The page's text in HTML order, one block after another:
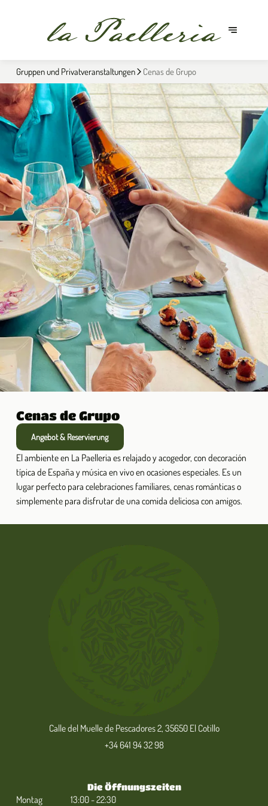
Gruppen und Privatveranstaltungen Cenas de Grupo
Cenas de Grupo
Angebot & Reservierung
El ambiente en La Paelleria es relajado y acogedor, con decoración
típica de España y música en vivo en ocasiones especiales. Es un
lugar perfecto para celebraciones familiares, cenas románticas o
simplemente para disfrutar de una comida deliciosa con amigos.
Calle del Muelle de Pescadores 2, 35650 El Cotillo
+34 641 94 32 98
Die Öffnungszeiten
Montag 13:00 - 22:30